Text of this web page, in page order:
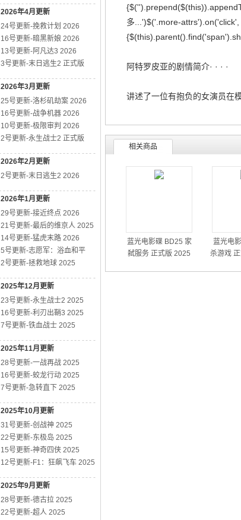
2026年4月更新
24号更新-挽救计划 2026
16号更新-暗黑新娘 2026
13号更新-阿凡达3 2026
3号更新-末日逃生2 正式版
2026年3月更新
25号更新-洛杉矶劫案 2026
16号更新-战争机器 2026
10号更新-极限审判 2026
2号更新-永生战士2 正式版
2026年2月更新
2号更新-末日逃生2 2026
2026年1月更新
29号更新-接近终点 2026
21号更新-最后的维京人 2025
14号更新-猛虎末路 2026
5号更新-志愿军：浴血和平
2号更新-拯救地球 2025
2025年12月更新
23号更新-永生战士2 2025
16号更新-利刃出鞘3 2025
7号更新-铁血战士 2025
2025年11月更新
28号更新-一战再战 2025
16号更新-蛟龙行动 2025
7号更新-急转直下 2025
2025年10月更新
31号更新-创战神 2025
22号更新-东极岛 2025
15号更新-神奇四侠 2025
12号更新-F1：狂飙飞车 2025
2025年9月更新
28号更新-德古拉 2025
22号更新-超人 2025
多...')$('.more-
阿特罗皮亚的剧情简介· · · ·
讲述了一位有抱负的女演员在
相关商品
蓝光电影碟 BD25 家
弑服务 正式版 2025
蓝光电
杀游戏